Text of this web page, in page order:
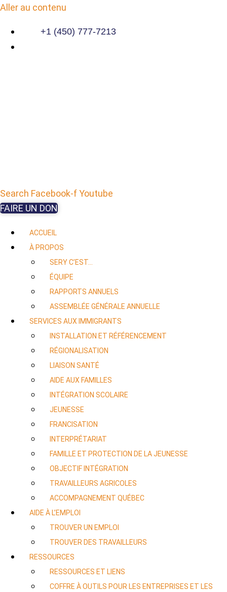
Aller au contenu
+1 (450) 777-7213
Search Facebook-fYoutube
FAIRE UN DON
ACCUEIL
À PROPOS
SERY C’EST…
ÉQUIPE
RAPPORTS ANNUELS
ASSEMBLÉE GÉNÉRALE ANNUELLE
SERVICES AUX IMMIGRANTS
INSTALLATION ET RÉFÉRENCEMENT
RÉGIONALISATION
LIAISON SANTÉ
AIDE AUX FAMILLES
INTÉGRATION SCOLAIRE
JEUNESSE
FRANCISATION
INTERPRÉTARIAT
FAMILLE ET PROTECTION DE LA JEUNESSE
OBJECTIF INTÉGRATION
TRAVAILLEURS AGRICOLES
ACCOMPAGNEMENT QUÉBEC
AIDE À L’EMPLOI
TROUVER UN EMPLOI
TROUVER DES TRAVAILLEURS
RESSOURCES
RESSOURCES ET LIENS
COFFRE À OUTILS POUR LES ENTREPRISES ET LES